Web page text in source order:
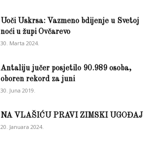
Uoči Uskrsa: Vazmeno bdijenje u Svetoj
noći u župi Ovčarevo
30. Marta 2024.
Antaliju jučer posjetilo 90.989 osoba,
oboren rekord za juni
30. Juna 2019.
NA VLAŠIĆU PRAVI ZIMSKI UGOĐAJ
20. Januara 2024.